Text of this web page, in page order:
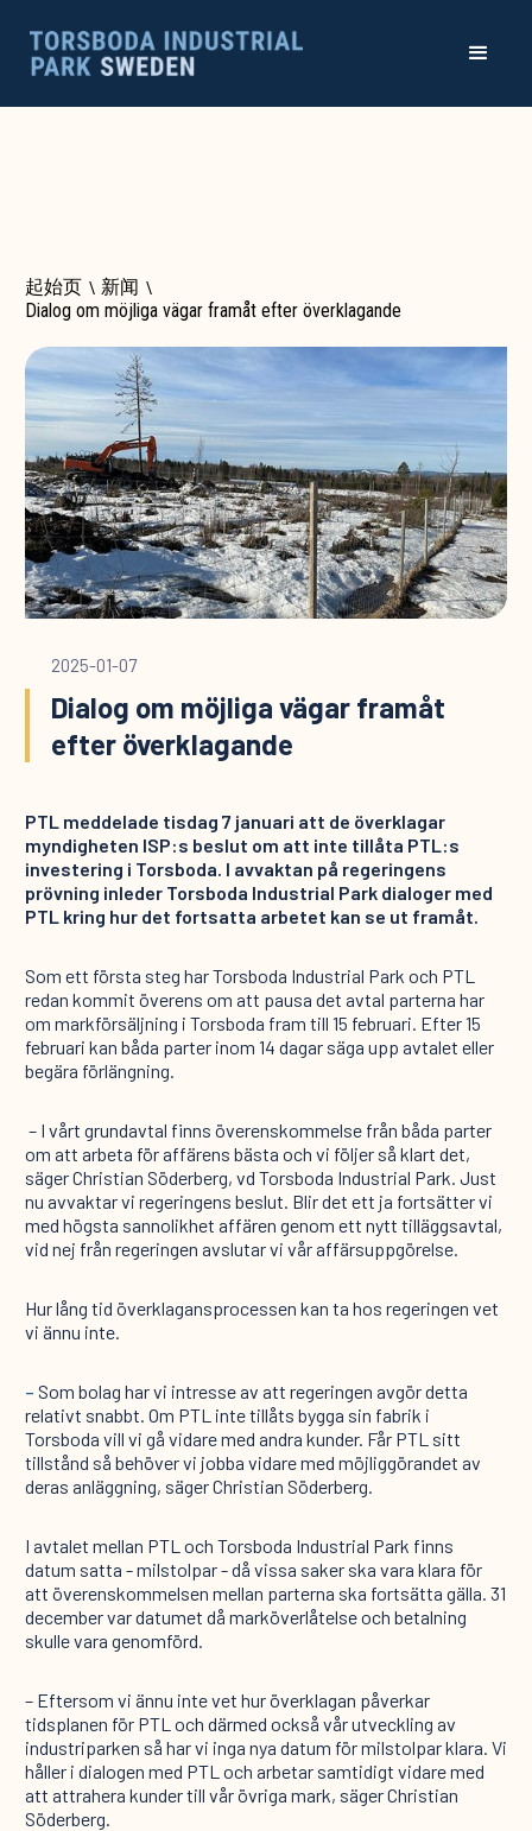
起始页 \ 新闻 \
Dialog om möjliga vägar framåt efter överklagande
2025-01-07
Dialog om möjliga vägar framåt
efter överklagande
PTL meddelade tisdag 7 januari att de överklagar
myndigheten ISP:s beslut om att inte tillåta PTL:s
investering i Torsboda. I avvaktan på regeringens
prövning inleder Torsboda Industrial Park dialoger med
PTL kring hur det fortsatta arbetet kan se ut framåt.
Som ett första steg har Torsboda Industrial Park och PTL
redan kommit överens om att pausa det avtal parterna har
om markförsäljning i Torsboda fram till 15 februari. Efter 15
februari kan båda parter inom 14 dagar säga upp avtalet eller
begära förlängning.
– I vårt grundavtal finns överenskommelse från båda parter
om att arbeta för affärens bästa och vi följer så klart det,
säger Christian Söderberg, vd Torsboda Industrial Park. Just
nu avvaktar vi regeringens beslut. Blir det ett ja fortsätter vi
med högsta sannolikhet affären genom ett nytt tilläggsavtal,
vid nej från regeringen avslutar vi vår affärsuppgörelse.
Hur lång tid överklagansprocessen kan ta hos regeringen vet
vi ännu inte.
– Som bolag har vi intresse av att regeringen avgör detta
relativt snabbt. Om PTL inte tillåts bygga sin fabrik i
Torsboda vill vi gå vidare med andra kunder. Får PTL sitt
tillstånd så behöver vi jobba vidare med möjliggörandet av
deras anläggning, säger Christian Söderberg.
I avtalet mellan PTL och Torsboda Industrial Park finns
datum satta - milstolpar - då vissa saker ska vara klara för
att överenskommelsen mellan parterna ska fortsätta gälla. 31
december var datumet då marköverlåtelse och betalning
skulle vara genomförd.
– Eftersom vi ännu inte vet hur överklagan påverkar
tidsplanen för PTL och därmed också vår utveckling av
industriparken så har vi inga nya datum för milstolpar klara. Vi
håller i dialogen med PTL och arbetar samtidigt vidare med
att attrahera kunder till vår övriga mark, säger Christian
Söderberg.